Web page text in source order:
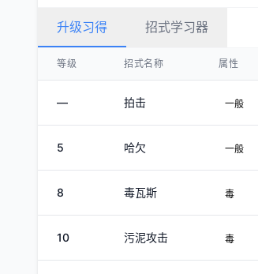
升级习得 招式学习器
等级 招式名称 属性
— 拍击 一般
5 哈欠 一般
8 毒瓦斯 毒
10 污泥攻击 毒